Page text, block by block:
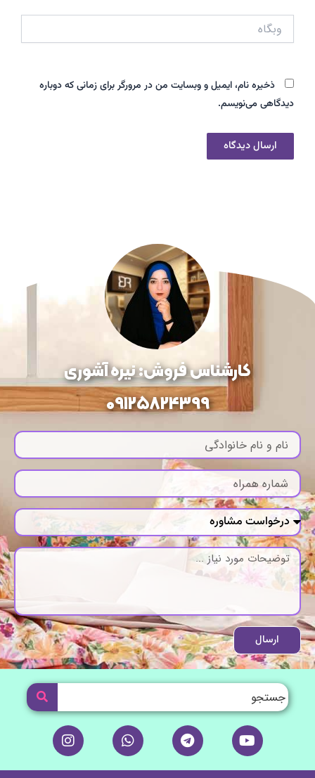
ذخیره نام، ایمیل و وبسایت من در مرورگر برای زمانی که دوباره
دیدگاهی می‌نویسم.
کارشناس فروش: نیره آشوری
09125824399
ارسال
Y
o
u
T
e
l
W
h
a
I
n
s